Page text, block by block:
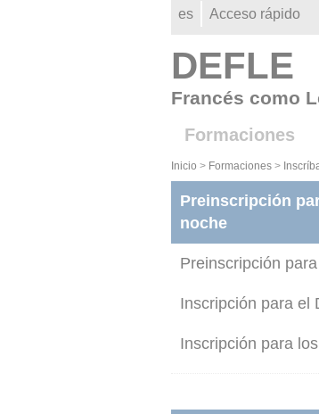
es Acceso rápido
DEFLE
Francés como
Formaciones
Inicio > Formaciones >
Preinscripción
noche
Preinscripción
Inscripción para el
Inscripción para